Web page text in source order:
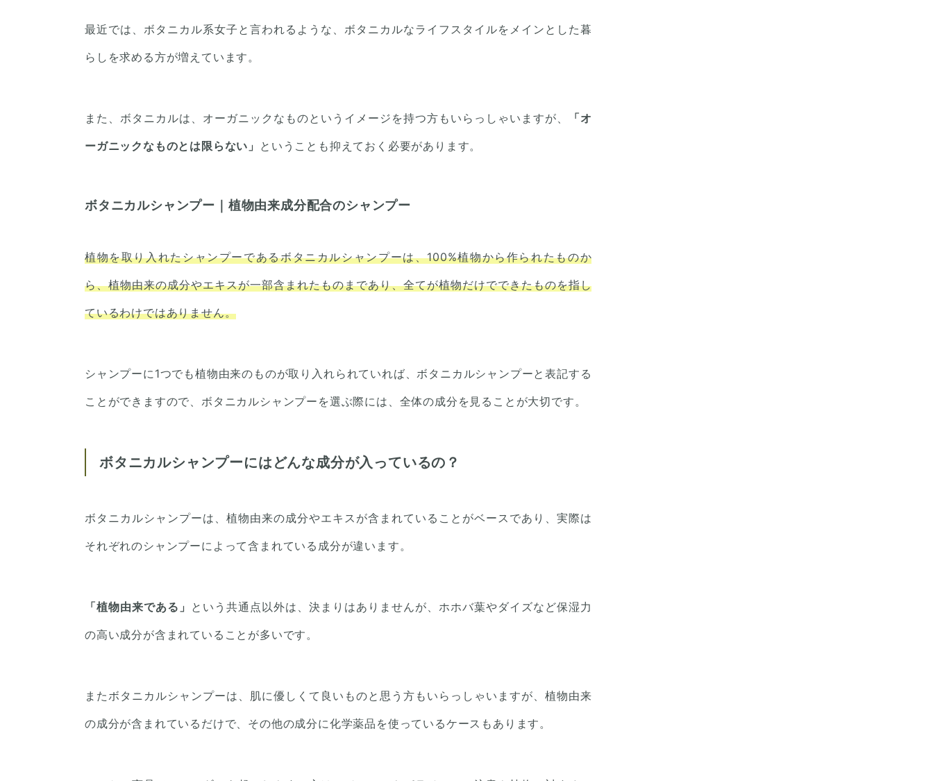
最近では、ボタニカル系女子と言われるような、ボタニカルなライフスタイルをメインとした暮
らしを求める方が増えています。
また、ボタニカルは、オーガニックなものというイメージを持つ方もいらっしゃいますが、
「オ
ーガニックなものとは限らない」 ということも抑えておく必要があります。
ボタニカルシャンプー｜植物由来成分配合のシャンプー
植物を取り入れたシャンプーであるボタニカルシャンプーは、100%植物から作られたものか
ら、植物由来の成分やエキスが一部含まれたものまであり、全てが植物だけでできたものを指し
ているわけではありません。
シャンプーに1つでも植物由来のものが取り入れられていれば、ボタニカルシャンプーと表記する
ことができますので、ボタニカルシャンプーを選ぶ際には、全体の成分を見ることが大切です。
ボタニカルシャンプーにはどんな成分が入っているの？
ボタニカルシャンプーは、植物由来の成分やエキスが含まれていることがベースであり、実際は
それぞれのシャンプーによって含まれている成分が違います。
「植物由来である」 という共通点以外は、決まりはありませんが、ホホバ葉やダイズなど保湿力
の高い成分が含まれていることが多いです。
またボタニカルシャンプーは、肌に優しくて良いものと思う方もいらっしゃいますが、植物由来
の成分が含まれているだけで、その他の成分に化学薬品を使っているケースもあります。